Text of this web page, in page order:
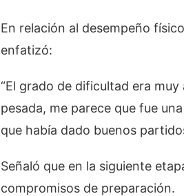
En relación al desempeño
enfatizó:
“El grado de dificultad era
pesada, me parece que fue
que había dado buenos
Señaló que en la siguiente
compromisos de preparación.